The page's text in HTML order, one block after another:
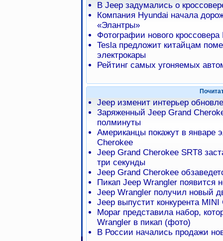
В Jeep задумались о
Компания Hyundai начала
«Элантры»
Фотографии нового
Tesla предложит китайцам
электрокары
Рейтинг самых угоняемых
Jeep изменит интерьер
Заряженный Jeep Grand
полминуты
Американцы покажут в январе
Cherokee
Jeep Grand Cherokee SRT8
три секунды
Jeep Grand Cherokee
Пикап Jeep Wrangler появится
Jeep Wrangler получил новый
Jeep выпустит конкурента
Mopar представила набор,
Wrangler в пикап (фото)
В России начались продажи